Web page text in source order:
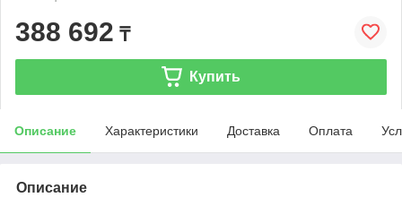
388 692 ₸
Купить
Описание Характеристики Доставка Оплата
Описание